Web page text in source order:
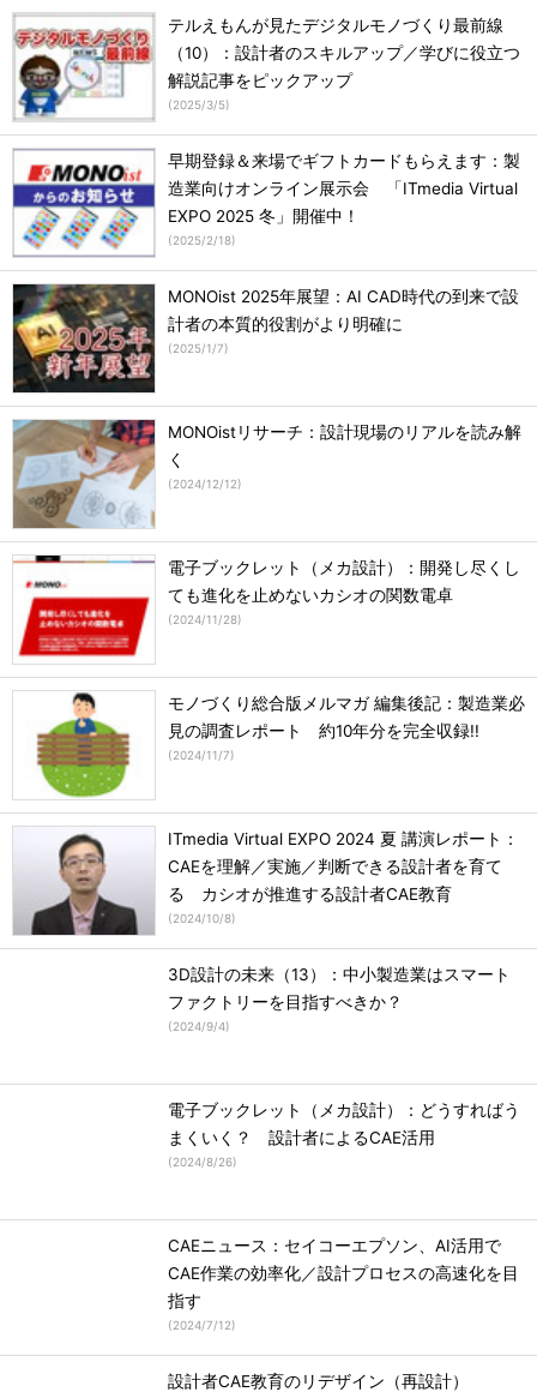
テルえもんが見たデジタルモノづくり最前線
（10）：設計者のスキルアップ／学びに役立つ
解説記事をピックアップ
(2025/3/5)
早期登録＆来場でギフトカードもらえます：製
造業向けオンライン展示会 「ITmedia Virtual
EXPO 2025 冬」開催中！
(2025/2/18)
MONOist 2025年展望：AI CAD時代の到来で設
計者の本質的役割がより明確に
(2025/1/7)
MONOistリサーチ：設計現場のリアルを読み解
く
(2024/12/12)
電子ブックレット（メカ設計）：開発し尽くし
ても進化を止めないカシオの関数電卓
(2024/11/28)
モノづくり総合版メルマガ 編集後記：製造業必
見の調査レポート 約10年分を完全収録!!
(2024/11/7)
ITmedia Virtual EXPO 2024 夏 講演レポート：
CAEを理解／実施／判断できる設計者を育て
る カシオが推進する設計者CAE教育
(2024/10/8)
3D設計の未来（13）：中小製造業はスマート
ファクトリーを目指すべきか？
(2024/9/4)
電子ブックレット（メカ設計）：どうすればう
まくいく？ 設計者によるCAE活用
(2024/8/26)
CAEニュース：セイコーエプソン、AI活用で
CAE作業の効率化／設計プロセスの高速化を目
指す
(2024/7/12)
設計者CAE教育のリデザイン（再設計）